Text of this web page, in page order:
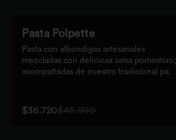
Pasta Polpette
Pasta con albóndigas artesanales
mezcladas con deliciosa salsa pomodoro;
acompañadas de nuestro tradicional pan
$36.720$45.900